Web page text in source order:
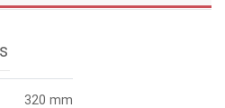
320 mm